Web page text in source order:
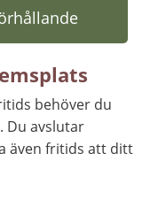
webbplats)
behöver du
Du avslutar
även fritids att ditt